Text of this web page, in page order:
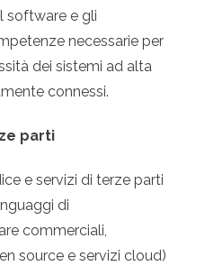
software e gli
necessarie per
dei sistemi ad alta
connessi.
parti
e servizi di terze parti
di
commerciali,
source e servizi cloud)